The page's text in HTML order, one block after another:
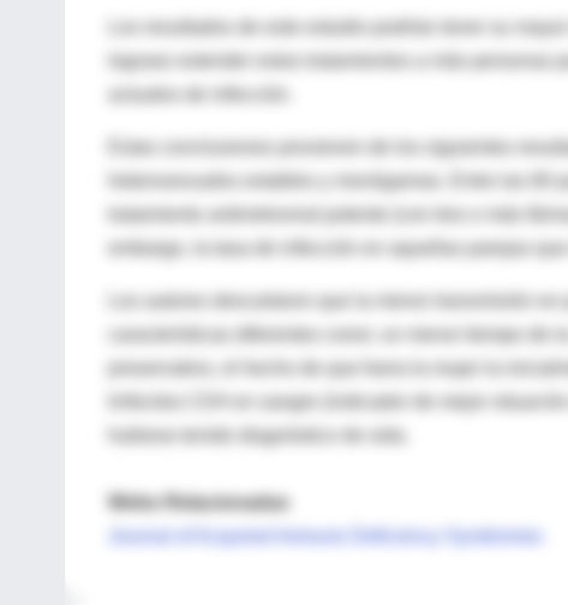
Los resultados de este estudio podrían tener su
lograse extender estos tratamientos a más personas
Estas conclusiones provienen de los siguientes
heterosexuales estables y monógamas. Entre las 60
tratamiento antirretroviral potente (con tres o más
embargo, la tasa de infección en aquellas parejas
características diferentes como: un menor tiempo de
preservativo, el hecho de que fuera la mujer la
linfocitos CD4 en sangre (indicador de mejor
hubiese tenido diagnóstico de sida.
Webs Relacionadas